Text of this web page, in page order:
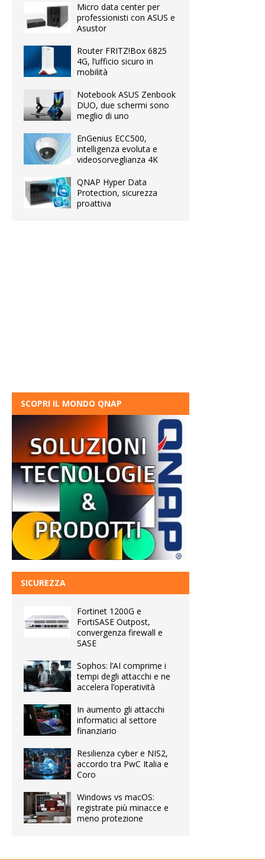
Micro data center per
professionisti con ASUS e
Asustor
Router FRITZ!Box 6825
4G, l’ufficio sicuro in
mobilità
Notebook ASUS Zenbook
DUO, due schermi sono
meglio di uno
EnGenius ECC500,
intelligenza evoluta e
videosorveglianza 4K
QNAP Hyper Data
Protection, sicurezza
proattiva
SCOPRI IL MONDO QNAP
SICUREZZA
Fortinet 1200G e
FortiSASE Outpost,
convergenza firewall e
SASE
Sophos: l’AI comprime i
tempi degli attacchi e ne
accelera l’operatività
In aumento gli attacchi
informatici al settore
finanziario
Resilienza cyber e NIS2,
accordo tra PwC Italia e
Coro
Windows vs macOS:
registrate più minacce e
meno protezione